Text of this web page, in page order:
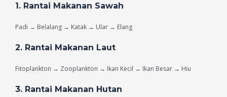
1. Rantai Makanan Sawah
Padi → Belalang → Katak → Ular → Elang
2. Rantai Makanan Laut
Fitoplankton → Zooplankton → Ikan Kecil → Ikan Besar → Hiu
3. Rantai Makanan Hutan